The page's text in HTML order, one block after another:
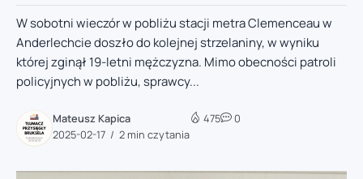
W sobotni wieczór w pobliżu stacji metra Clemenceau w
Anderlechcie doszło do kolejnej strzelaniny, w wyniku
której zginął 19-letni mężczyzna. Mimo obecności patroli
policyjnych w pobliżu, sprawcy...
Mateusz Kapica
2025-02-17
2 min czytania
475 0